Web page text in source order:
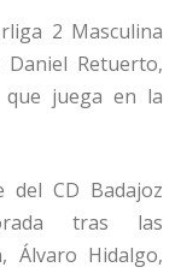
2 Masculina
Retuerto,
que juega en la
CD Badajoz
tras las
Álvaro Hidalgo,